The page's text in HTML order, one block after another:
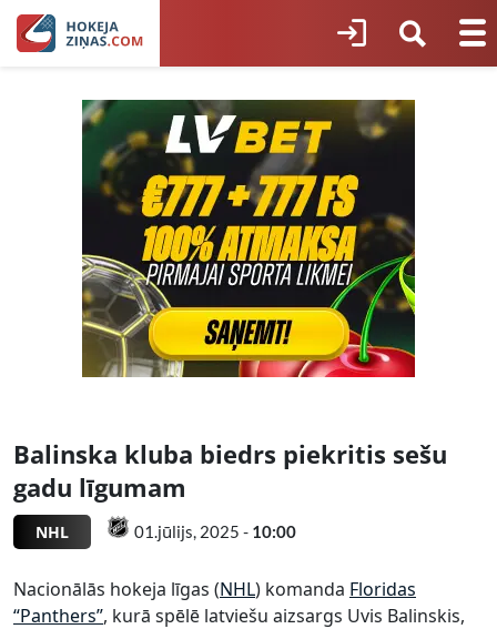
Balinska kluba biedrs piekritis sešu
gadu līgumam
NHL 01.jūlijs, 2025 - 10:00
Nacionālās hokeja līgas (NHL) komanda Floridas
“Panthers”, kurā spēlē latviešu aizsargs Uvis Balinskis,